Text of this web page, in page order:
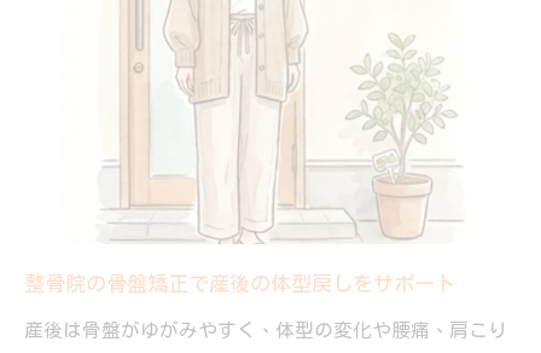
る理由
骨盤矯正体験で分かる整骨院の丁寧な施術
整骨院骨盤矯正は産後の悩みにどう寄り添
産後の悩みも整骨院で安心サポートを実感
産後の骨盤矯正は整骨院が安心できる理由
イーケア整骨院グループが産後女性に寄り
整骨院の骨盤矯正で産後の体型戻しをサポート
産後は骨盤がゆがみやすく、体型の変化や腰痛、肩こり